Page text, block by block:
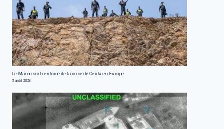
Le Maroc sort renforcé de la crise de Ceuta en Europe
5 août 2026